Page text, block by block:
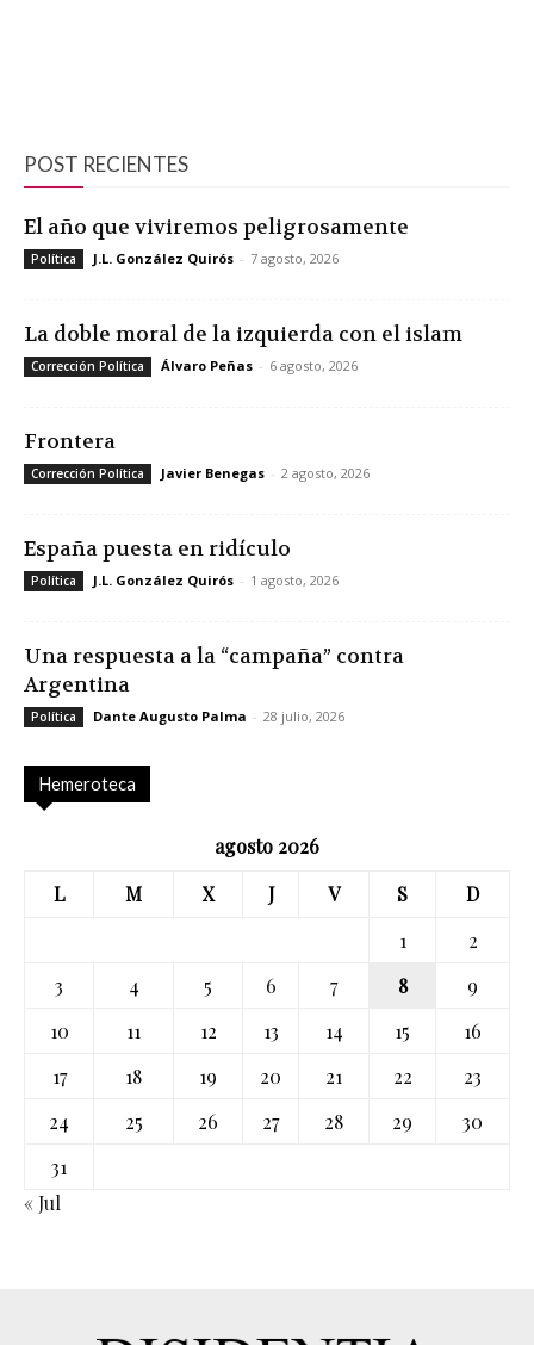
POST RECIENTES
El año que viviremos peligrosamente
Política J.L. González Quirós - 7 agosto, 2026
La doble moral de la izquierda con el islam
Corrección Política Álvaro Peñas - 6 agosto, 2026
Frontera
Corrección Política Javier Benegas - 2 agosto, 2026
España puesta en ridículo
Política J.L. González Quirós - 1 agosto, 2026
Una respuesta a la “campaña” contra
Argentina
Política Dante Augusto Palma - 28 julio, 2026
Hemeroteca
agosto 2026
L
M X J V S
D
1
2
3
4 5 6 7 8
9
10
11 12 13 14 15
16
17
18 19 20 21 22
23
24
25 26 27 28 29
30
31
« Jul